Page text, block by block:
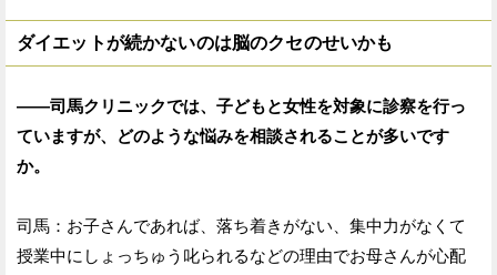
ダイエットが続かないのは脳のクセのせいかも
——司馬クリニックでは、子どもと女性を対象に診察を行っ
ていますが、どのような悩みを相談されることが多いです
か。
司馬：お子さんであれば、落ち着きがない、集中力がなくて
授業中にしょっちゅう叱られるなどの理由でお母さんが心配